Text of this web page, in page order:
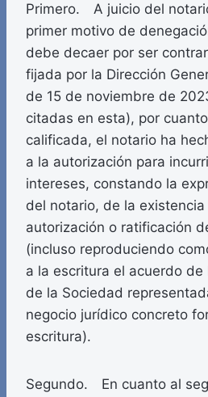
Primero. A juicio del
primer motivo de
debe decaer por ser
fijada por la Dirección
de 15 de noviembre de
citadas en esta), por
calificada, el notario ha
a la autorización para
intereses, constando la
del notario, de la
autorización o ratificación
(incluso reproduciendo
a la escritura el acuerdo de
de la Sociedad
negocio jurídico concreto
escritura).
Segundo. En cuanto al